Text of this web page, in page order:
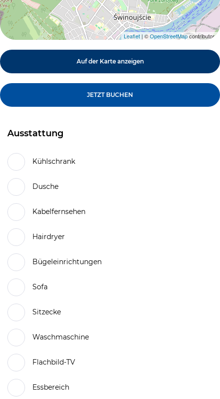
Leaflet | ©OpenStreetMapcontributors
Auf der Karte anzeigen
JETZT BUCHEN
Ausstattung
Kühlschrank
Dusche
Kabelfernsehen
Hairdryer
Bügeleinrichtungen
Sofa
Sitzecke
Waschmaschine
Flachbild-TV
Essbereich